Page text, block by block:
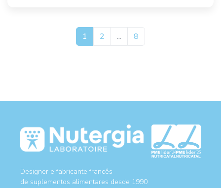
1 2 ... 8
Designer e fabricante francês
de suplementos alimentares desde 1990